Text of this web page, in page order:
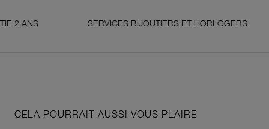
SERVICES BIJOUTIERS ET HORLOGERS
CELA POURRAIT AUSSI VOUS PLAIRE